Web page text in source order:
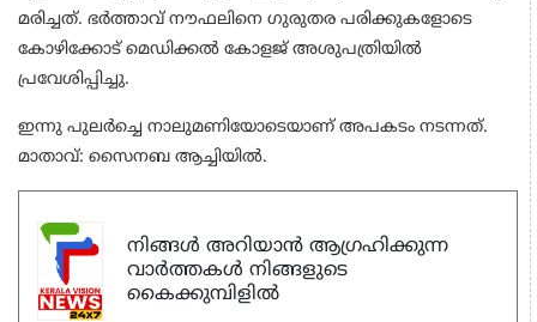
മരിച്ചത്. ഭർത്താവ് നൗഫലിനെ ഗുരുതര പരിക്കുകളോടെ
കോഴിക്കോട് മെഡിക്കൽ കോളജ് അശുപത്രിയിൽ
പ്രവേശിപ്പിച്ചു.
ഇന്നു പുലർച്ചെ നാലുമണിയോടെയാണ് അപകടം നടന്നത്.
മാതാവ്: സൈനബ ആച്ചിയിൽ.
നിങ്ങൾ അറിയാൻ ആഗ്രഹിക്കുന്ന
വാർത്തകൾ നിങ്ങളുടെ
കൈക്കുമ്പിളിൽ